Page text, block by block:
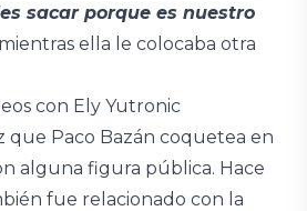
sacar porque es nuestro
ella le colocaba otra
con Ely Yutronic
que Paco Bazán coquetea en
alguna figura pública. Hace
fue relacionado con la